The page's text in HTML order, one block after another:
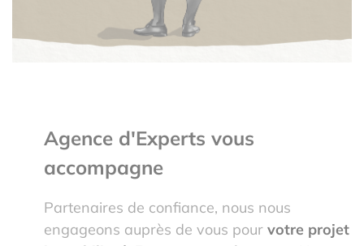
Agence d'Experts vous
accompagne
Partenaires de confiance, nous nous
engageons auprès de vous pour votre projet